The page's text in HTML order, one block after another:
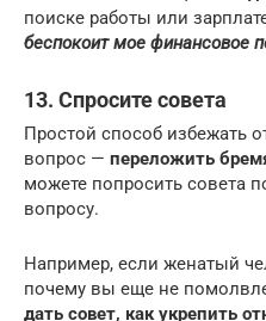
поиске работы или
беспокоит мое финансовое
13. Спросите совета
Простой способ избежать
вопрос — переложить
можете попросить совета
вопросу.
Например, если женатый
почему вы еще не
дать совет, как укрепить